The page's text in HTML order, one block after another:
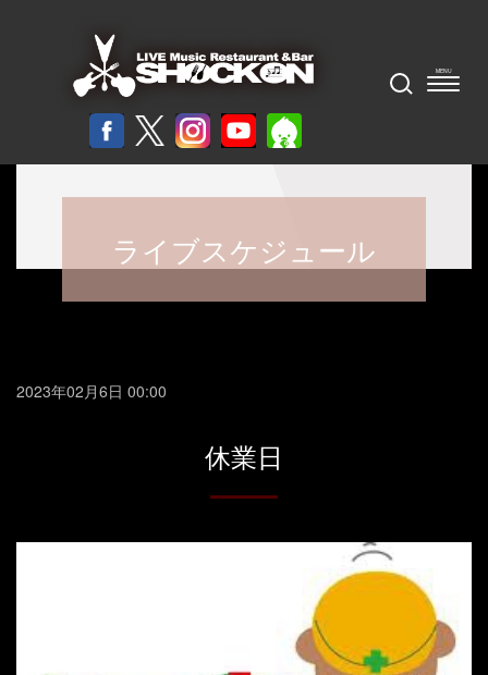
ライブスケジュール
2023年02月6日 00:00
休業日